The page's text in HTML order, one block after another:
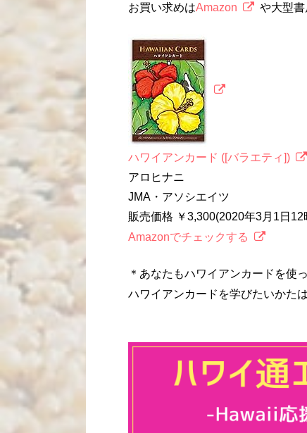
お買い求めはAmazon や大型書
ハワイアンカード ([バラエティ])
アロヒナニ
JMA・アソシエイツ
販売価格 ￥3,300(2020年3月1日
Amazonでチェックする
＊あなたもハワイアンカードを使
ハワイアンカードを学びたいかたは